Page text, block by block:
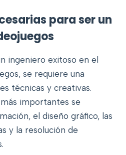
para ser un
ingeniero exitoso en el
se requiere una
técnicas y creativas.
importantes se
el diseño gráfico, las
y la resolución de